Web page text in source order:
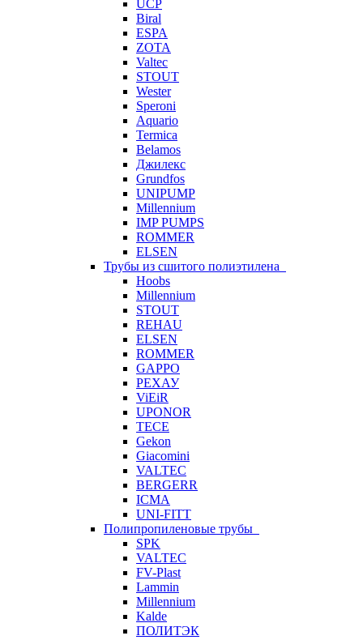
UCP
Biral
ESPA
ZOTA
Valtec
STOUT
Wester
Speroni
Aquario
Termica
Belamos
Джилекс
Grundfos
UNIPUMP
Millennium
IMP PUMPS
ROMMER
ELSEN
Трубы из сшитого полиэтилена
Hoobs
Millennium
STOUT
REHAU
ELSEN
ROMMER
GAPPO
РЕХАУ
ViEiR
UPONOR
TECE
Gekon
Giacomini
VALTEC
BERGERR
ICMA
UNI-FITT
Полипропиленовые трубы
SPK
VALTEC
FV-Plast
Lammin
Millennium
Kalde
ПОЛИТЭК